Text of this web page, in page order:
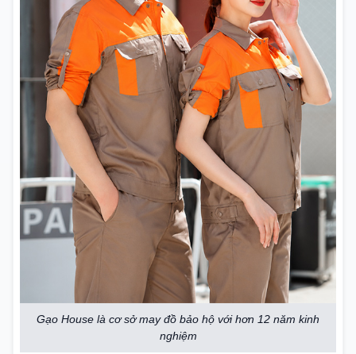
Gạo House là cơ sở may đồ bảo hộ với hơn 12 năm kinh
nghiệm